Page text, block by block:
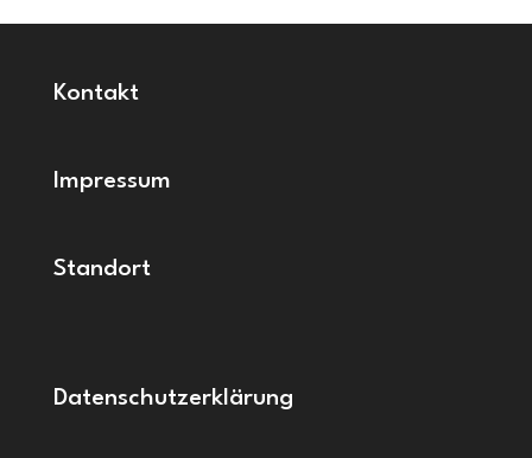
Kontakt
Impressum
Standort
Datenschutzerklärung